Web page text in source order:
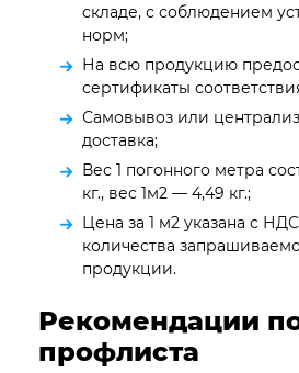
складе, с соблюдением
норм;
На всю продукцию
сертификаты
Самовывоз или
доставка;
Вес 1 погонного метра
кг., вес 1м2 — 4,49 кг.;
Цена за 1 м2 указана с
количества
продукции.
Рекомендации
профлиста